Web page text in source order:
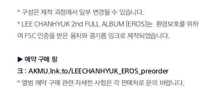
* 구성은 제작 과정에서 일부 변경될 수 있습니다.
*
LEE CHANHYUK 2nd FULL ALBUM [EROS]는 환경보호를 위하
여 FSC 인증을 받은 용지와 콩기름 잉크로 제작되었습니다.
▶ 예약 구매 링
크 : AKMU.lnk.to/LEECHANHYUK_EROS_preorder
* 앨범 예약 구매 관련 자세한 사항은 각 판매처로 문의 바랍니다.